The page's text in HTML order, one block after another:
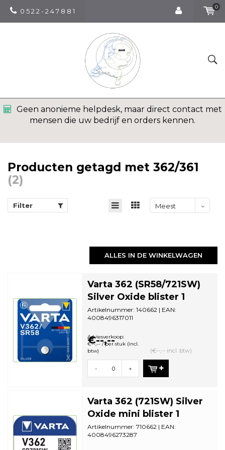
0 5 2 2 - 2 4 7 8 8 1
0
Geen anonieme helpdesk, maar direct contact met
mensen die uw bedrijf en orders kennen.
Producten getagd met 362/361
(2)
Filter
Meest
ALLES IN DE WINKELWAGEN
Varta 362 (SR58/721SW)
Silver Oxide blister 1
Artikelnummer: 140662 | EAN:
4008496317011
bestelhoeveelheid: 10
€--,--
Adviesverkoop:
€--,-- / per stuk (incl.
btw)
(€--,-- incl. btw)
- +
Varta 362 (721SW) Silver
Oxide mini blister 1
Artikelnummer: 710662 | EAN:
4008496273287